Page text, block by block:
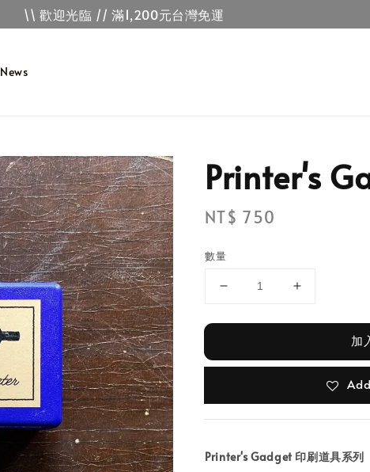
\\ 歡迎光臨 // 滿1,200元台灣免運
News
Printer's
Regular
NT$ 750
數量
加
Printer's Gadget 印刷道具系列